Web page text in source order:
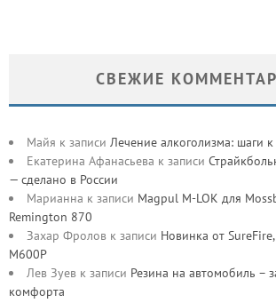
СВЕЖИЕ
Майя к записи Лечение алкоголизма: шаги
Екатерина Афанасьева к записи
— сделано в России
Марианна к записи Magpul M-LOK для
Remington 870
Захар Фролов к записи Новинка от
M600P
Лев Зуев к записи Резина на автомобиль –
комфорта